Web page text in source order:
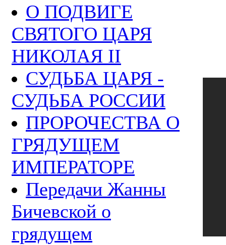
О ПОДВИГЕ
СВЯТОГО ЦАРЯ
НИКОЛАЯ II
СУДЬБА ЦАРЯ -
СУДЬБА РОССИИ
ПРОРОЧЕСТВА О
ГРЯДУЩЕМ
ИМПЕРАТОРЕ
Передачи Жанны
Бичевской о
грядущем